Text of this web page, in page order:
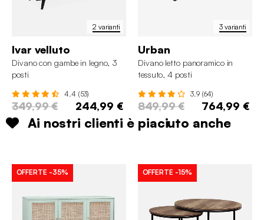
2 varianti
Ivar velluto
Divano con gambe in legno, 3
posti
4.4 (53)
349,99 € 244,99 €
3 varianti
Urban
Divano letto panoramico in
tessuto, 4 posti
3.9 (64)
849,99 € 764,99 €
Ai nostri clienti è piaciuto anche
OFFERTE -35% OFFERTE -15%